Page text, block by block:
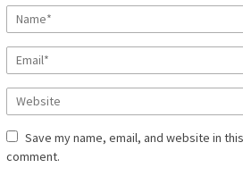
Save my name, email, and website in
comment.